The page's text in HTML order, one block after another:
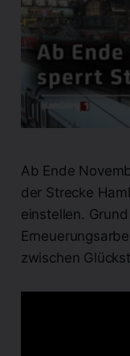
Ab Ende
der Strecke
einstellen.
zwischen